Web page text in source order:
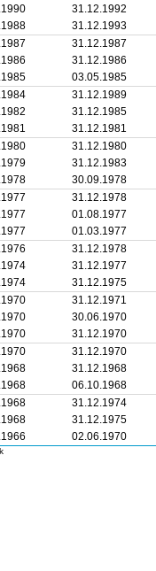
31.12.1992
31.12.1993
31.12.1987
31.12.1986
03.05.1985
31.12.1989
31.12.1985
31.12.1981
31.12.1980
31.12.1983
30.09.1978
31.12.1978
01.08.1977
01.03.1977
31.12.1978
31.12.1977
31.12.1975
31.12.1971
30.06.1970
31.12.1970
31.12.1970
31.12.1968
06.10.1968
31.12.1974
31.12.1975
02.06.1970